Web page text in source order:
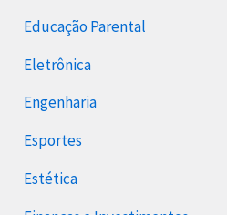
Educação Parental
Eletrônica
Engenharia
Esportes
Estética